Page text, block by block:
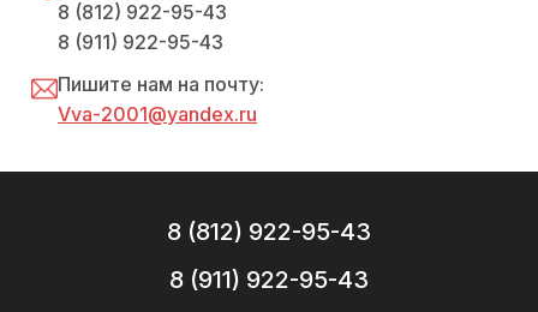
8 (812) 922-95-43
8 (911) 922-95-43
Пишите нам на почту:
Vva-2001@yandex.ru
8 (812) 922-95-43
8 (911) 922-95-43